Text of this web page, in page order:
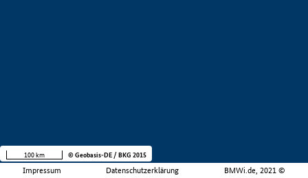
Impressum Datenschutzerklärung BMWi.de, 2021 ©
100 km © Geobasis-DE / BKG 2015